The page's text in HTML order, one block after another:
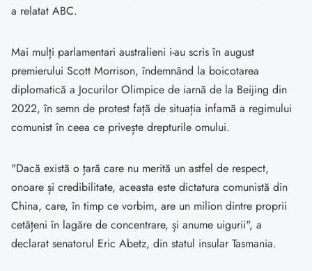
a relatat ABC.
Mai mulți parlamentari australieni i-au scris în august
premierului Scott Morrison, îndemnând la boicotarea
diplomatică a Jocurilor Olimpice de iarnă de la Beijing din
2022, în semn de protest față de situația infamă a regimului
comunist în ceea ce privește drepturile omului.
"Dacă există o țară care nu merită un astfel de respect,
onoare și credibilitate, aceasta este dictatura comunistă din
China, care, în timp ce vorbim, are un milion dintre proprii
cetățeni în lagăre de concentrare, și anume uigurii", a
declarat senatorul Eric Abetz, din statul insular Tasmania.